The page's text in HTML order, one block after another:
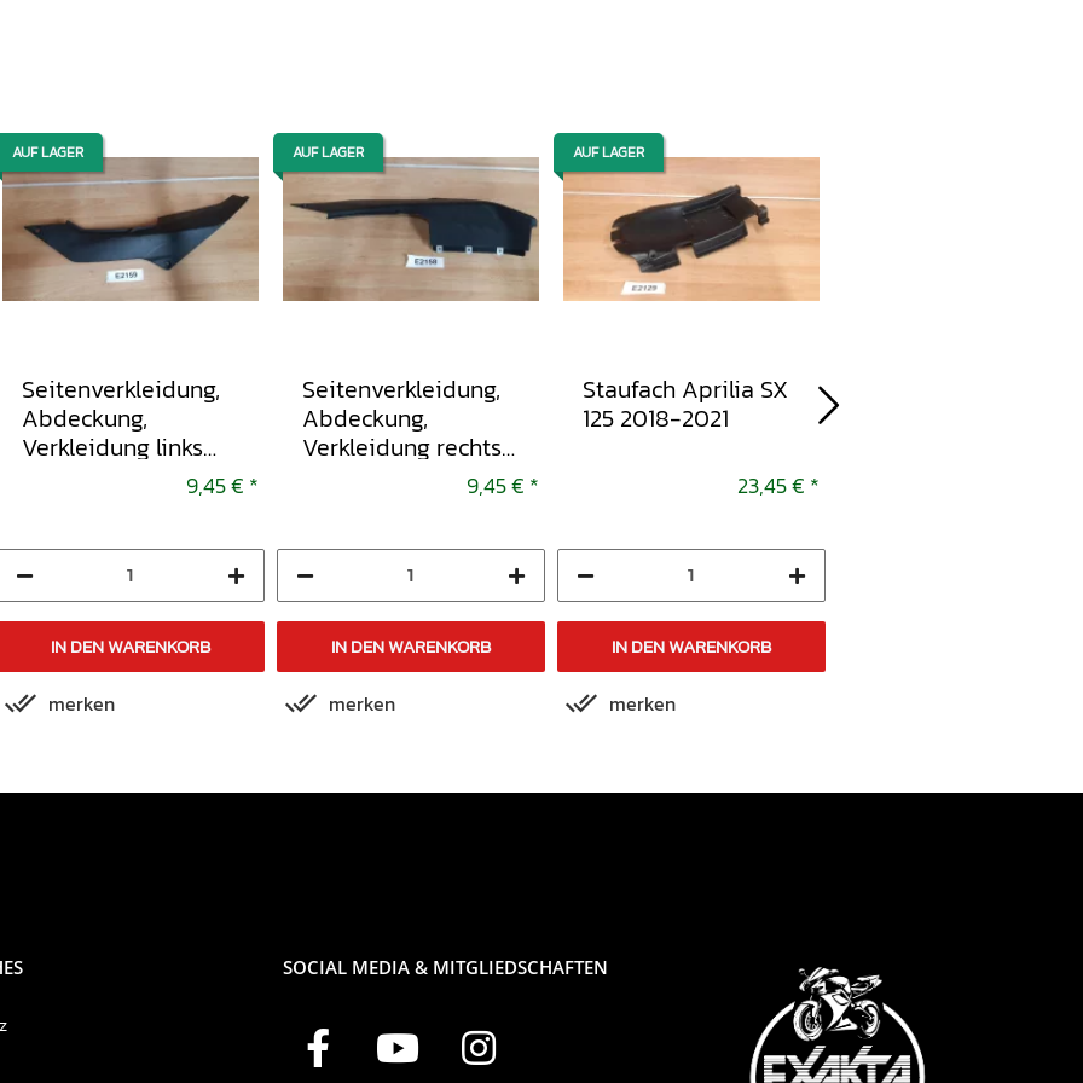
AUF LAGER
Seitenverkleidung,
Abdeckung,
Verkleidung links
Aprilia SX 125 2018-
9,45 € *
IN DEN WARENKORB
merken
AUF LAGER
Seitenverkleidung,
Abdeckung,
Verkleidung rechts
Aprilia SX 125 2018-
9,45 € *
IN DEN WARENKORB
merken
AUF LAGER
Staufach Aprilia SX
125 2018-2021
23,45 € *
IN DEN WARENKORB
merken
SOCIAL MEDIA & MITGLIEDSCHAFTEN